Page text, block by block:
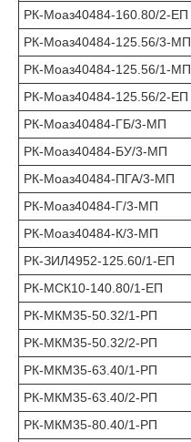
РК-Моаз40484-160.80/2-ЕП
РК-Моаз40484-125.56/3-МП
РК-Моаз40484-125.56/1-МП
РК-Моаз40484-125.56/2-ЕП
РК-Моаз40484-ГБ/3-МП
РК-Моаз40484-БУ/3-МП
РК-Моаз40484-ПГА/3-МП
РК-Моаз40484-Г/3-МП
РК-Моаз40484-К/3-МП
РК-ЗИЛ4952-125.60/1-ЕП
РК-МСК10-140.80/1-ЕП
РК-МКМ35-50.32/1-РП
РК-МКМ35-50.32/2-РП
РК-МКМ35-63.40/1-РП
РК-МКМ35-63.40/2-РП
РК-МКМ35-80.40/1-РП